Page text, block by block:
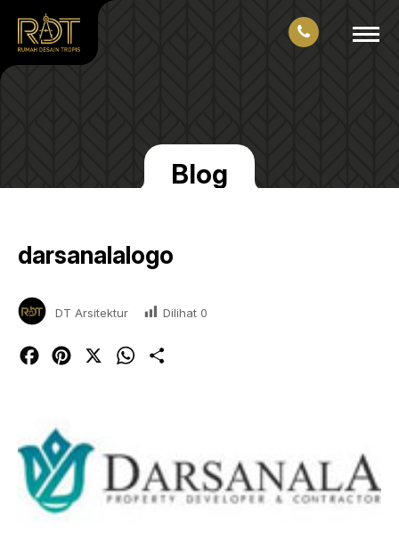
Blog
darsanalalogo
DT Arsitektur Dilihat 0
FacebookPinterest WhatsApp